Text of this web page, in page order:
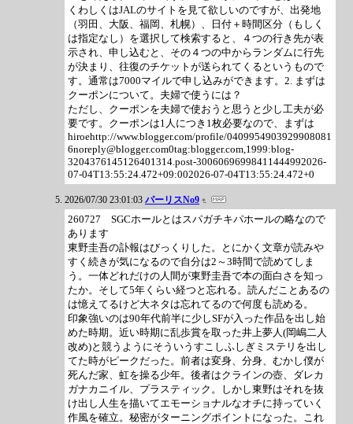
くわしくはJALのサイトを見て欲しいのですが、出発地
（羽田、大阪、福岡、札幌）、日付＋時間区分（もしく
は指定なし）を選択して検索すると、４つの行き先が表
示され、申し込むと、その４つの中からランダムに行先
が決まり、往復のチケットが送られてくるというもので
す。通常は7000マイルで申し込みができます。2. まずは
クーポンについて。夫婦で使うには？
ただし、クーポンを夫婦で使おうと思うと少し工夫が必
要です。クーポンは1人につき1枚必要なので、まずは
hiroehttp://www.blogger.com/profile/0409954903929908081
6noreply@blogger.com0tag:blogger.com,1999:blog-
3204376145126401314.post-30060696998411444992026-
07-04T13:55:24.472+09:002026-07-04T13:55:24.472+0
2026/07/30 23:01:03 パーリスNo9
260727 SGCホールとはスパガチキパホールの略なので
あります
東野圭吾の訃報はびっくりした。とにかく文章が読みや
すく続きが気になるので自分は2～3時間で読めてしま
う。一体どれだけの人間が東野圭吾で本の面白さを知っ
たか。そして5年くらい経つと忘れる。読んだことあるの
は憶えてるけど大ネタは忘れてるので何度も読める。
印象強いのは90年代前半に少しSFが入った作品を出し始
めた時期。近い時期に乱歩賞を取った井上夢人(岡嶋二人
改め)と競うようにそういうすこしふしぎミステリを出し
てた時がピークだった。前者は変身、分身、むかし僕が
死んだ家、虹を操る少年。後者はクラインの壺、ダレカ
ガナカニイル、プラスティック。しかし東野はそれを抜
け出し人生を描いてエモーショナルなオチに持っていく
作風を確立。秘密がターニングポイントになった。これ